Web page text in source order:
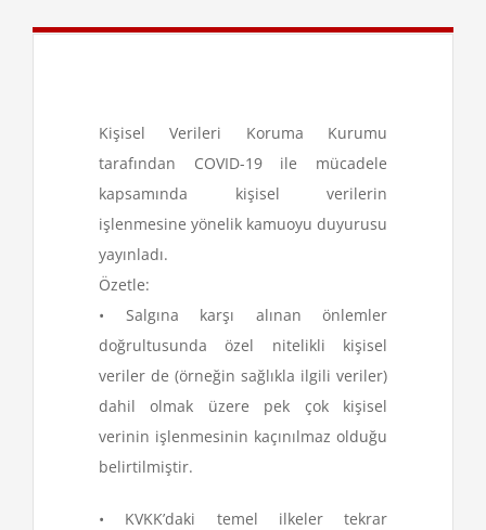
Kişisel Verileri Koruma Kurumu
tarafından COVID-19 ile mücadele
kapsamında kişisel verilerin
işlenmesine yönelik kamuoyu duyurusu
yayınladı.
Özetle:
• Salgına karşı alınan önlemler
doğrultusunda özel nitelikli kişisel
veriler de (örneğin sağlıkla ilgili veriler)
dahil olmak üzere pek çok kişisel
verinin işlenmesinin kaçınılmaz olduğu
belirtilmiştir.
• KVKK’daki temel ilkeler tekrar